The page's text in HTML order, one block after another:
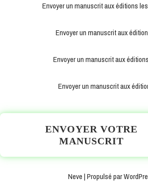
Envoyer un manuscrit aux éditions
Envoyer un manuscrit aux
Envoyer un manuscrit aux
Envoyer un manuscrit aux
ENVOYER VOTRE
MANUSCRIT
Neve| Propulsé par